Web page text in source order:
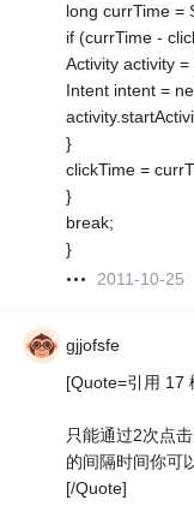
long currTime =
if (currTime -
Activity activity
Intent intent =
}
clickTime =
}
break;
}
2011-10-25
gjjofsfe
[Quote=引用 17
只能通过2次点
的间隔时间你可
[/Quote]